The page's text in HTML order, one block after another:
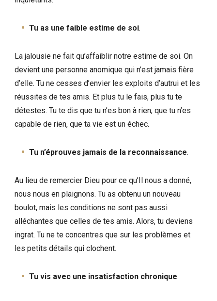
Tu as une faible estime de soi.
La jalousie ne fait qu’affaiblir notre estime de soi. On
devient une personne anomique qui n’est jamais fière
d’elle. Tu ne cesses d’envier les exploits d’autrui et les
réussites de tes amis. Et plus tu le fais, plus tu te
détestes. Tu te dis que tu n’es bon à rien, que tu n’es
capable de rien, que ta vie est un échec.
Tu n’éprouves jamais de la reconnaissance.
Au lieu de remercier Dieu pour ce qu’Il nous a donné,
nous nous en plaignons. Tu as obtenu un nouveau
boulot, mais les conditions ne sont pas aussi
alléchantes que celles de tes amis. Alors, tu deviens
ingrat. Tu ne te concentres que sur les problèmes et
les petits détails qui clochent.
Tu vis avec une insatisfaction chronique.